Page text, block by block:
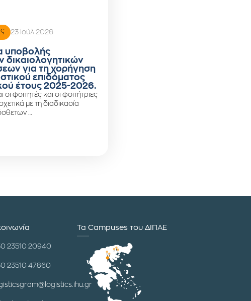
23 Ιούλ 2026
υποβολής
δικαιολογητικών
για τη χορήγηση
επιδόματος
έτους 2025-2026.
φοιτητές και οι φοιτήτριες
με τη διαδικασία
…
23510 20940
23510 47860
Τα Campuses του ΔΙΠΑΕ